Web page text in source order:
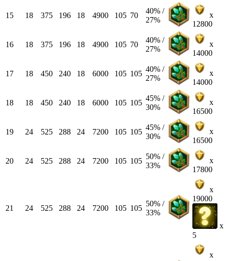
15 18 375 196 18 4900 105 70
40% /
27%
x
12800
16 18 375 196 18 4900 105 70
40% /
27%
x
14000
17 18 450 240 18 6000 105 105
40% /
27%
x
14000
18 18 450 240 18 6000 105 105
45% /
30%
x
16500
19 24 525 288 24 7200 105 105
45% /
30%
x
16500
20 24 525 288 24 7200 105 105
50% /
33%
x
17800
21 24 525 288 24 7200 105 105
50% /
33%
x
19000
x
5
x